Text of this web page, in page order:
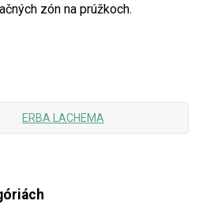
zón na prúžkoch.
ERBA LACHEMA